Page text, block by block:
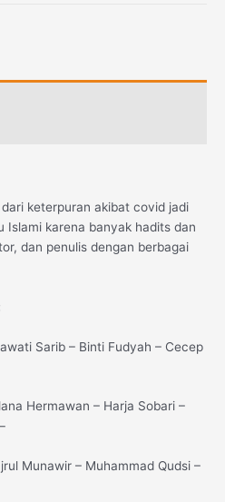
keterpuran akibat covid jadi
Islami karena banyak hadits dan
dan penulis dengan berbagai
Sarib – Binti Fudyah – Cecep
Hermawan – Harja Sobari –
Munawir – Muhammad Qudsi –